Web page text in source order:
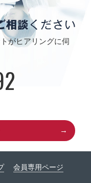
がヒアリングに伺
会員専用ページ